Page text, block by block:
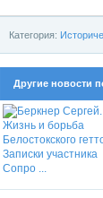
Категория:
Другие новости